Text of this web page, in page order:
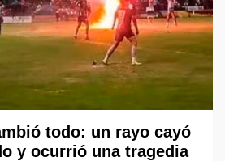
todo: un rayo cayó
y ocurrió una tragedia